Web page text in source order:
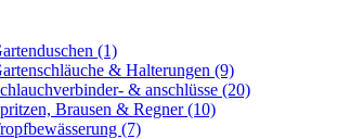
(1)
& Halterungen (9)
& anschlüsse (20)
Brausen & Regner (10)
(7)